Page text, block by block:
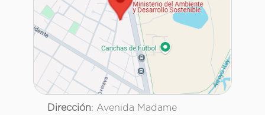
Dirección: Avenida Madame